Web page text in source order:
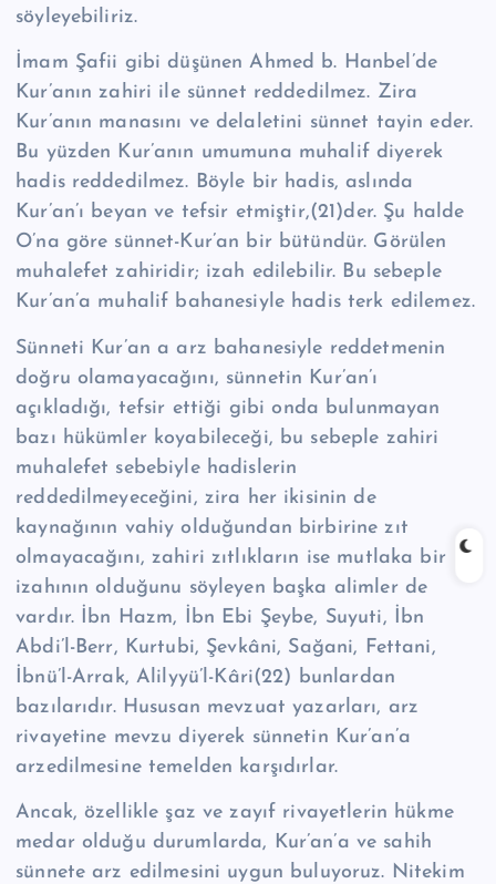
söyleyebiliriz.
İmam Şafii gibi düşünen Ahmed b. Hanbel’de
Kur’anın zahiri ile sünnet reddedilmez. Zira
Kur’anın manasını ve delaletini sünnet tayin eder.
Bu yüzden Kur’anın umumuna muhalif diyerek
hadis reddedilmez. Böyle bir hadis, aslında
Kur’an’ı beyan ve tefsir etmiştir,(21)der. Şu halde
O’na göre sünnet-Kur’an bir bütündür. Görülen
muhalefet zahiridir; izah edilebilir. Bu sebeple
Kur’an’a muhalif bahanesiyle hadis terk edilemez.
Sünneti Kur’an a arz bahanesiyle reddetmenin
doğru olamayacağını, sünnetin Kur’an’ı
açıkladığı, tefsir ettiği gibi onda bulunmayan
bazı hükümler koyabileceği, bu sebeple zahiri
muhalefet sebebiyle hadislerin
reddedilmeyeceğini, zira her ikisinin de
kaynağının vahiy olduğundan birbirine zıt
olmayacağını, zahiri zıtlıkların ise mutlaka bir
izahının olduğunu söyleyen başka alimler de
vardır. İbn Hazm, İbn Ebi Şeybe, Suyuti, İbn
Abdi’l-Berr, Kurtubi, Şevkâni, Sağani, Fettani,
İbnü’l-Arrak, Alilyyü’l-Kâri(22) bunlardan
bazılarıdır. Hususan mevzuat yazarları, arz
rivayetine mevzu diyerek sünnetin Kur’an’a
arzedilmesine temelden karşıdırlar.
Ancak, özellikle şaz ve zayıf rivayetlerin hükme
medar olduğu durumlarda, Kur’an’a ve sahih
sünnete arz edilmesini uygun buluyoruz. Nitekim